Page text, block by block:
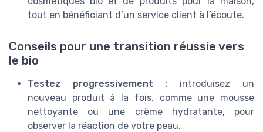
tout en bénéficiant d’un service client à l’écoute.
Conseils pour une transition réussie vers
le bio
Testez progressivement : introduisez un
nouveau produit à la fois, comme une mousse
nettoyante ou une crème hydratante, pour
observer la réaction de votre peau.